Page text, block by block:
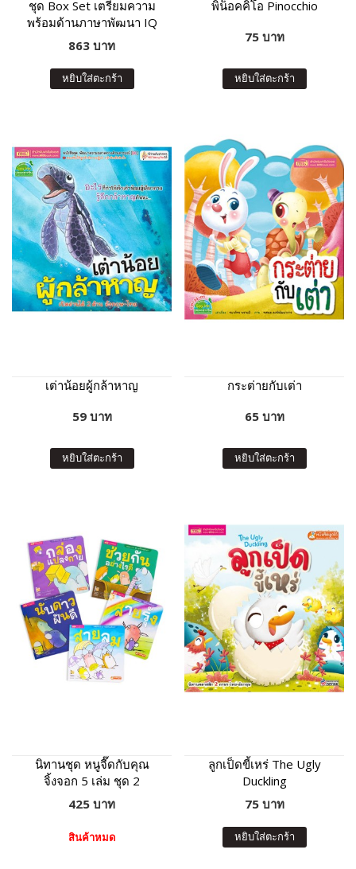
ชุด Box Set เตรียมความ
พร้อมด้านภาษาพัฒนา IQ
13 เล่ม
863 บาท
หยิบใส่ตะกร้า
พิน็อคคิโอ Pinocchio
75 บาท
หยิบใส่ตะกร้า
เต่าน้อยผู้กล้าหาญ
59 บาท
หยิบใส่ตะกร้า
กระต่ายกับเต่า
65 บาท
หยิบใส่ตะกร้า
นิทานชุด หนูจี๊ดกับคุณ
จิ้งจอก 5 เล่ม ชุด 2
425 บาท
สินค้าหมด
ลูกเป็ดขี้เหร่ The Ugly
Duckling
75 บาท
หยิบใส่ตะกร้า